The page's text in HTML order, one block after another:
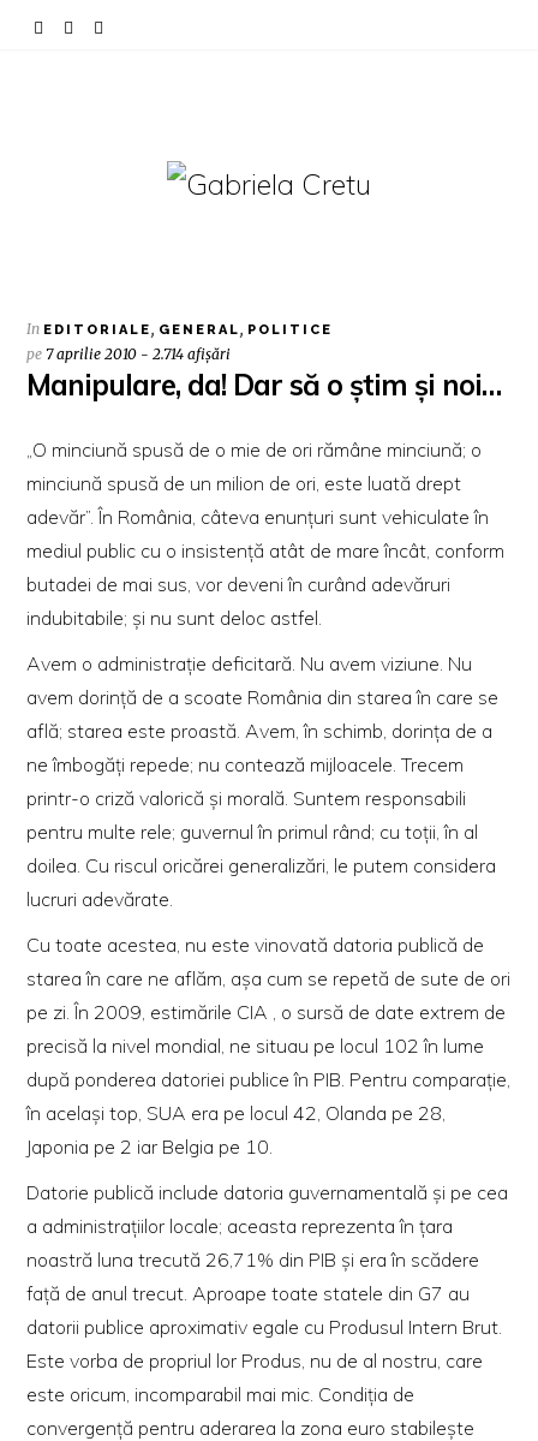
In EDITORIALE, GENERAL, POLITICE
pe 7 aprilie 2010 - 2.714 afișări
Manipulare, da! Dar să o ştim şi noi…
„O minciună spusă de o mie de ori rămâne minciună; o
minciună spusă de un milion de ori, este luată drept
adevăr”. În România, câteva enunţuri sunt vehiculate în
mediul public cu o insistenţă atât de mare încât, conform
butadei de mai sus, vor deveni în curând adevăruri
indubitabile; şi nu sunt deloc astfel.
Avem o administraţie deficitară. Nu avem viziune. Nu
avem dorinţă de a scoate România din starea în care se
află; starea este proastă. Avem, în schimb, dorinţa de a
ne îmbogăţi repede; nu contează mijloacele. Trecem
printr-o criză valorică şi morală. Suntem responsabili
pentru multe rele; guvernul în primul rând; cu toţii, în al
doilea. Cu riscul oricărei generalizări, le putem considera
lucruri adevărate.
Cu toate acestea, nu estevinovată datoria publică de
starea în care ne aflăm, aşa cum se repetă de sute de ori
pe zi.În 2009, estimările CIA , o sursă de date extrem de
precisă la nivel mondial, ne situau pe locul 102 în lume
după ponderea datoriei publice în PIB. Pentru comparaţie,
în acelaşi top, SUA era pe locul 42, Olanda pe 28,
Japonia pe 2 iar Belgia pe 10.
Datorie publică include datoria guvernamentală şi pe cea
a administraţiilor locale; aceasta reprezenta în ţara
noastră luna trecută 26,71% din PIB şi eraîn scădere
faţă de anul trecut. Aproape toate statele din G7 au
datorii publice aproximativ egale cu Produsul Intern Brut.
Este vorba de propriul lor Produs, nu de al nostru, care
este oricum, incomparabil mai mic. Condiţia de
convergenţă pentru aderarea la zona euro stabileşte